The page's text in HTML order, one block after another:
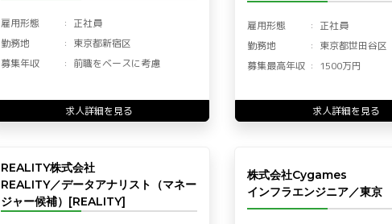
雇用形態
正社員
勤務地
東京都新宿区
募集年収
前職をベースに考慮
求人詳細を見る
雇用形態
正社員
勤務地
東京都世田谷区
募集最高年収
1500万円
求人詳細を見る
REALITY株式会社
REALITY／データアナリスト（マネー
ジャー候補）[REALITY]
株式会社Cygames
インフラエンジニア／東京